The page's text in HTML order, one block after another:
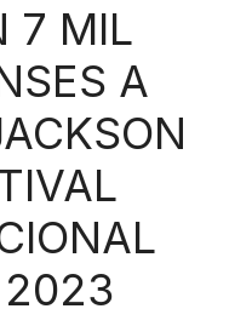
7 MIL
A